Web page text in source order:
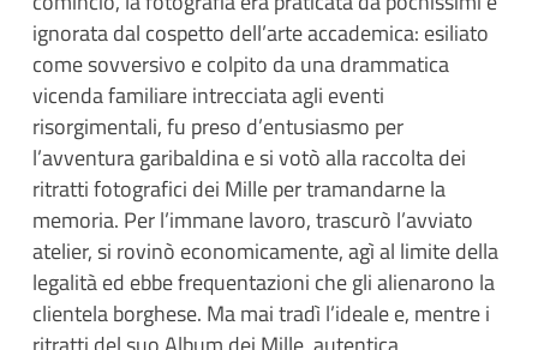
ignorata dal cospetto dell’arte accademica: esiliato
come sovversivo e colpito da una drammatica
vicenda familiare intrecciata agli eventi
risorgimentali, fu preso d’entusiasmo per
l’avventura garibaldina e si votò alla raccolta dei
ritratti fotografici dei Mille per tramandarne la
memoria. Per l’immane lavoro, trascurò l’avviato
atelier, si rovinò economicamente, agì al limite della
legalità ed ebbe frequentazioni che gli alienarono la
clientela borghese. Ma mai tradì l’ideale e, mentre i